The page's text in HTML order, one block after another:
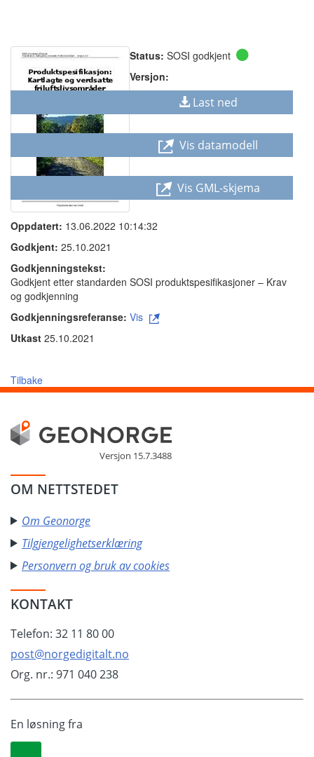
Status: SOSI godkjent
Versjon:
Last ned
Vis datamodell
Vis GML-skjema
Oppdatert: 13.06.2022 10:14:32
Godkjent: 25.10.2021
Godkjenningstekst:
Godkjent etter standarden SOSI produktspesifikasjoner – Krav
og godkjenning
Godkjenningsreferanse: Vis
Utkast 25.10.2021
Tilbake